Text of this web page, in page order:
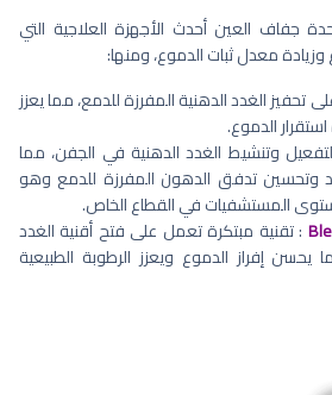
جفاف العين أحدث الأجهزة العلاجية التي
وزيادة معدل ثبات الدموع، ومنها:
تحفيز الغدد الدهنية المفرزة للدمع، مما يعزز
الدموع.
وتنشيط الغدد الدهنية في الجفن، مما
وتحسين تدفق الدهون المفرزة للدمع وهو
المستشفيات في القطاع الخاص.
: تقنية مبتكرة تعمل على فتح أقنية الغدد
يحسن إفراز الدموع ويعزز الرطوبة الطبيعية